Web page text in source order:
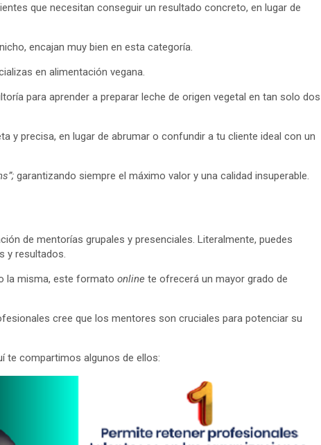
que necesitan conseguir un resultado concreto, en lugar de
encajan muy bien en esta categoría.
en alimentación vegana.
para aprender a preparar leche de origen vegetal en tan solo dos
y precisa, en lugar de abrumar o confundir a tu cliente ideal con un
garantizando siempre el máximo valor y una calidad insuperable.
de mentorías grupales y presenciales. Literalmente, puedes
y resultados.
la misma, este formato online te ofrecerá un mayor grado de
cree que los mentores son cruciales para potenciar su
te compartimos algunos de ellos: